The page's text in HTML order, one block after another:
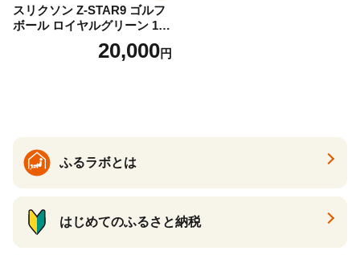
スリクソン Z-STAR9 ゴルフ
ボール ロイヤルグリーン 1ダ
ース 12球 兵庫県丹波市 ふる
20,000円
ふるラボとは
はじめてのふるさと納税